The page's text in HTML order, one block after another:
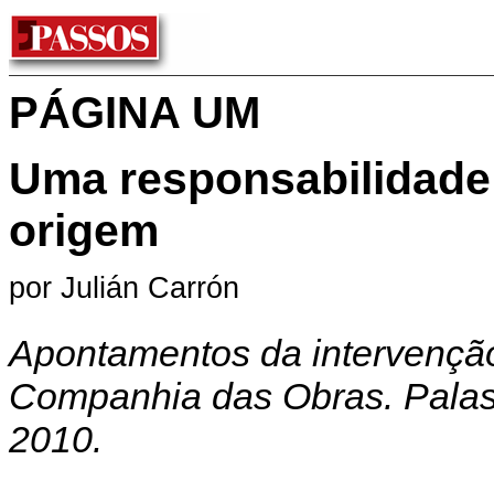
PÁGINA UM
Uma
origem
por Julián Carrón
Apontamentos da
Companhia das Obras.
2010.